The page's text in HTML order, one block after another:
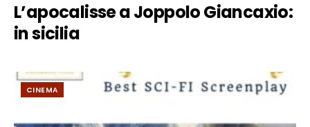
L’apocalisse a Joppolo Giancaxio:
in sicilia
CINEMA